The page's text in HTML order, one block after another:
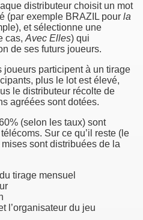
distributeur choisit un mot
(par exemple BRAZIL pour la
et sélectionne une
cas, Avec Elles) qui
de ses futurs joueurs.
joueurs participent à un tirage
plus le lot est élevé,
le distributeur récolte de
agréées sont dotées.
(selon les taux) sont
Sur ce qu’il reste (le
sont distribuées de la
tirage mensuel
l’organisateur du jeu